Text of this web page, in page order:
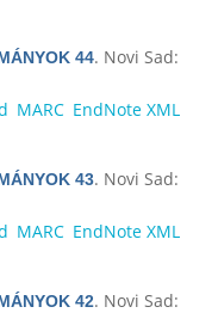
44. Novi Sad:
MARC EndNote XML
43. Novi Sad:
MARC EndNote XML
42. Novi Sad: